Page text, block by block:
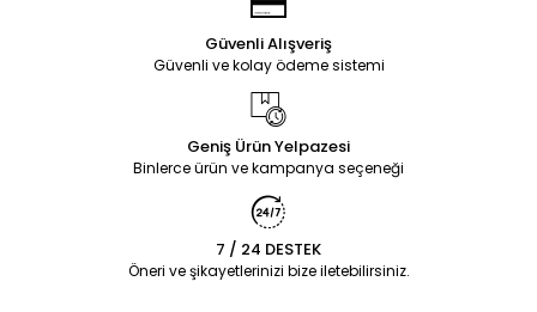
Güvenli Alışveriş
Güvenli ve kolay ödeme sistemi
Geniş Ürün Yelpazesi
Binlerce ürün ve kampanya seçeneği
7 / 24 DESTEK
Öneri ve şikayetlerinizi bize iletebilirsiniz.